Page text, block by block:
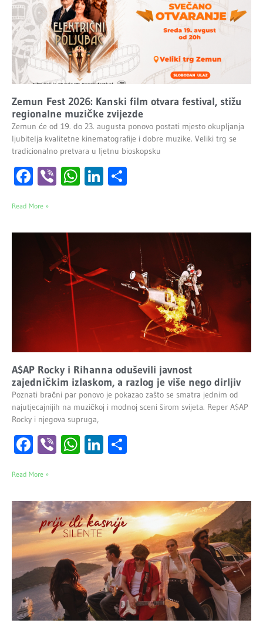
Zemun Fest 2026: Kanski film otvara festival, stižu
regionalne muzičke zvijezde
Zemun će od 19. do 23. augusta ponovo postati mjesto okupljanja
ljubitelja kvalitetne kinematografije i dobre muzike. Veliki trg se
tradicionalno pretvara u ljetnu bioskopsku
Facebook
ViberWhatsApp
LinkedIn
Read More »
A$AP Rocky i Rihanna oduševili javnost
zajedničkim izlaskom, a razlog je više nego dirljiv
Poznati bračni par ponovo je pokazao zašto se smatra jednim od
najutjecajnijih na muzičkoj i modnoj sceni širom svijeta. Reper A$AP
Rocky i njegova supruga,
Facebook
ViberWhatsApp
LinkedIn
Read More »